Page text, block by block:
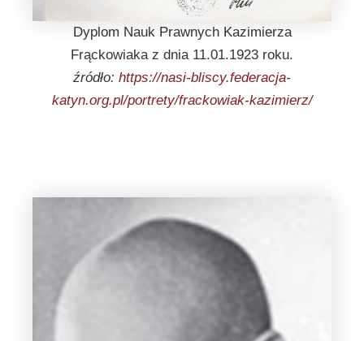
Dyplom Nauk Prawnych Kazimierza
Frąckowiaka z dnia 11.01.1923 roku.
źródło: https://nasi-bliscy.federacja-
katyn.org.pl/portrety/frackowiak-kazimierz/